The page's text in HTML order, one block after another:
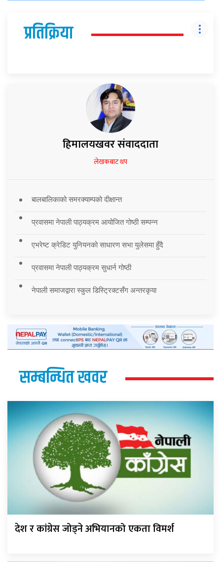
प्रतिक्रिया
हिमालयखवर संवाददाता
लेखकबाट थप
बालबालिकाको समरक्याम्पको दीक्षान्त
प्रवासमा नेपाली पाठ्यक्रम आयोजित गोष्ठी सम्पन्न
एभरेष्ट क्रेडिट युनियनको साधारण सभा युलेसमा हुँदै
प्रवासमा नेपाली पाठ्यक्रम सुधार्न गोष्ठी
नेपाली समाजद्वारा स्कुल डिस्ट्रिक्टसँग अन्तरकृया
सम्बन्धित खवर
देश र कांग्रेस जोड्ने अभियानको एकता विमर्श